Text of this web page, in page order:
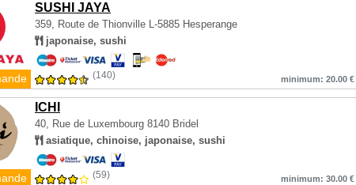
SUSHI JAYA
359, Route de Thionville L-5885 Hesperange
japonaise, sushi
(140) minimum: 20.00 €
ICHI
40, Rue de Luxembourg 8140 Bridel
asiatique, chinoise, japonaise, sushi
(59) minimum: 30.00 €